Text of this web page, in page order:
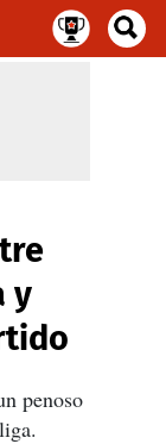
y
penoso